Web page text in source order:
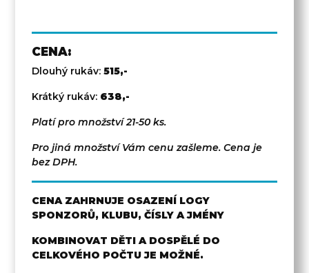
CENA:
Dlouhý rukáv: 515,-
Krátký rukáv: 638,-
Platí pro množství 21-50 ks.
Pro jiná množství Vám cenu zašleme. Cena je
bez DPH.
CENA ZAHRNUJE OSAZENÍ LOGY
SPONZORŮ, KLUBU, ČÍSLY A JMÉNY
KOMBINOVAT DĚTI A DOSPĚLÉ DO
CELKOVÉHO POČTU JE MOŽNÉ.